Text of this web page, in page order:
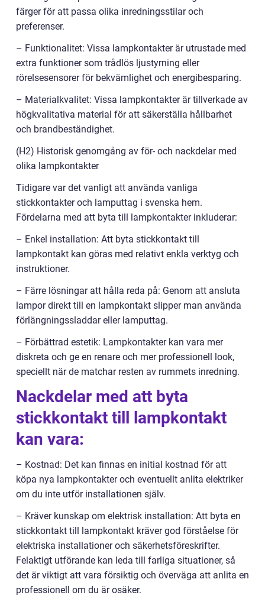
färger för att passa olika inredningsstilar och
preferenser.
– Funktionalitet: Vissa lampkontakter är utrustade med
extra funktioner som trådlös ljustyrning eller
rörelsesensorer för bekvämlighet och energibesparing.
– Materialkvalitet: Vissa lampkontakter är tillverkade av
högkvalitativa material för att säkerställa hållbarhet
och brandbeständighet.
(H2) Historisk genomgång av för- och nackdelar med
olika lampkontakter
Tidigare var det vanligt att använda vanliga
stickkontakter och lamputtag i svenska hem.
Fördelarna med att byta till lampkontakter inkluderar:
– Enkel installation: Att byta stickkontakt till
lampkontakt kan göras med relativt enkla verktyg och
instruktioner.
– Färre lösningar att hålla reda på: Genom att ansluta
lampor direkt till en lampkontakt slipper man använda
förlängningssladdar eller lamputtag.
– Förbättrad estetik: Lampkontakter kan vara mer
diskreta och ge en renare och mer professionell look,
speciellt när de matchar resten av rummets inredning.
Nackdelar med att byta
stickkontakt till lampkontakt
kan vara:
– Kostnad: Det kan finnas en initial kostnad för att
köpa nya lampkontakter och eventuellt anlita elektriker
om du inte utför installationen själv.
– Kräver kunskap om elektrisk installation: Att byta en
stickkontakt till lampkontakt kräver god förståelse för
elektriska installationer och säkerhetsföreskrifter.
Felaktigt utförande kan leda till farliga situationer, så
det är viktigt att vara försiktig och överväga att anlita en
professionell om du är osäker.